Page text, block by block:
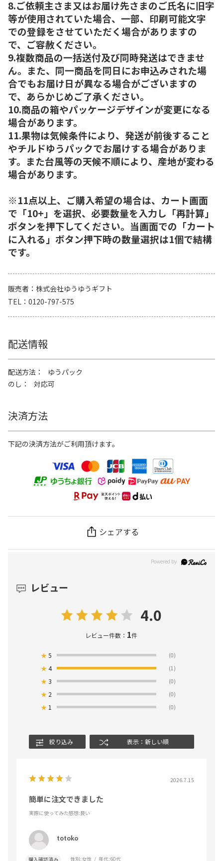
8.ご依頼主さま又はお届け先さまのご氏名に旧字
等が使用されていた場合、一部、印刷可能文字
での登録をさせていただく場合がありますの
で、ご容赦ください。
9.複数商品の一括送付及び同時発送はできませ
ん。また、同一商品を同日にお申込みされた場
合でもお届け日が異なる場合がございますの
で、あらかじめご了承ください。
10.商品の箱やパッケージデザインが変更になる
場合があります。
11.果物は気候条件により、発送が前後すること
やチルドゆうパックでお届けする場合がありま
す。また台風等の天候不順により、産地が変わる
場合があります。
※11点以上、ご購入希望の場合は、カート画面
で「10+」を選択、必要数量を入力し「再計算」
ボタンを押下してください。当画面での「カート
に入れる」ボタン押下時の数量選択は1個で結構
です。
販売者
株式会社ゆうゆうギフト
TEL
0120-797-575
配送情報
配送方法
ゆうパック
のし
対応可
決済方法
下記の決済方法がご利用頂けます。
シェアする
レビュー
4.0
レビュー件数： 1件
★5 (0)
★4 (1)
★3 (0)
★ 2 (0)
★ 1 (0)
絞り込み 表示：新しい順
2026.7.15
簡単に注文できました
実際に使ってみた感想:良い
totoko
購入確認済み 性別:女性 年代:60代